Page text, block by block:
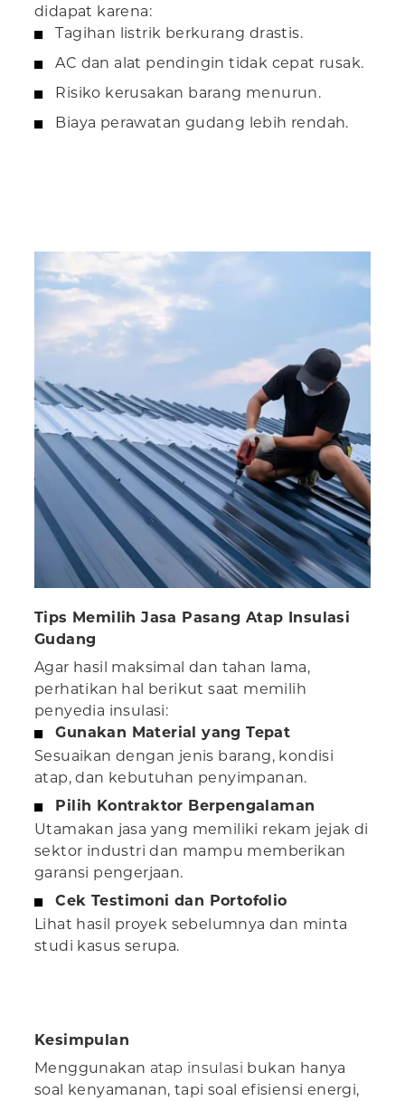
didapat karena:
Tagihan listrik berkurang drastis.
AC dan alat pendingin tidak cepat rusak.
Risiko kerusakan barang menurun.
Biaya perawatan gudang lebih rendah.
Tips Memilih Jasa Pasang Atap Insulasi
Gudang
Agar hasil maksimal dan tahan lama,
perhatikan hal berikut saat memilih
penyedia insulasi:
Gunakan Material yang Tepat
Sesuaikan dengan jenis barang, kondisi
atap, dan kebutuhan penyimpanan.
Pilih Kontraktor Berpengalaman
Utamakan jasa yang memiliki rekam jejak di
sektor industri dan mampu memberikan
garansi pengerjaan.
Cek Testimoni dan Portofolio
Lihat hasil proyek sebelumnya dan minta
studi kasus serupa.
Kesimpulan
Menggunakan atap insulasi bukan hanya
soal kenyamanan, tapi soal efisiensi energi,